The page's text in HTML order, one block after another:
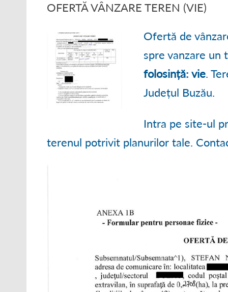
CIRCUMSCRIPȚIE
● HOTĂRÂRI / ANUNȚURI
● ALTE INFORMAȚII
● DISPOZIȚII
● REGULAMENT
● ORGANIGRAMĂ
● STRATEGII DE
● RAPOARTE ȘI
OFERTĂ VÂNZARE TEREN (VIE)
Ofertă de
spre vanzare un
folosință: vie.
Județul Buzău.
Intra pe site-ul
terenul potrivit planurilor tale.